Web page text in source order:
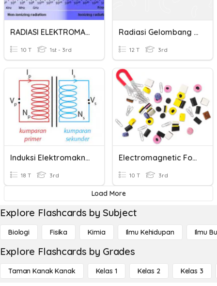
RADIASI ELEKTROMAGNETIK
10 T 1st - 3rd
Radiasi Gelombang Elektromagnetik
12 T 3rd
Induksi Elektromaknetik
18 T 3rd
Electromagnetic Force
10 T 3rd
Load More
Explore Flashcards by Subject
Biologi Fisika Kimia Ilmu Kehidupan Ilmu
Explore Flashcards by Grades
Taman Kanak Kanak Kelas 1 Kelas 2 Kelas 3